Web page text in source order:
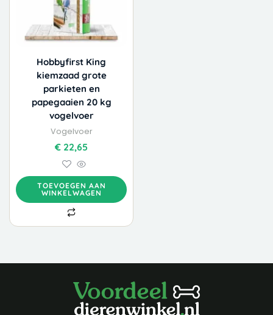
Hobbyfirst King
kiemzaad grote
parkieten en
papegaaien 20 kg
vogelvoer
Vogelvoer
€ 22,65
TOEVOEGEN AAN
WINKELWAGEN